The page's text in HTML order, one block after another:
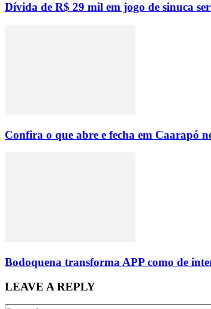
Dívida de R$ 29 mil em jogo de sinuca
Confira o que abre e fecha em Caarapó
Bodoquena transforma APP como de
LEAVE A REPLY